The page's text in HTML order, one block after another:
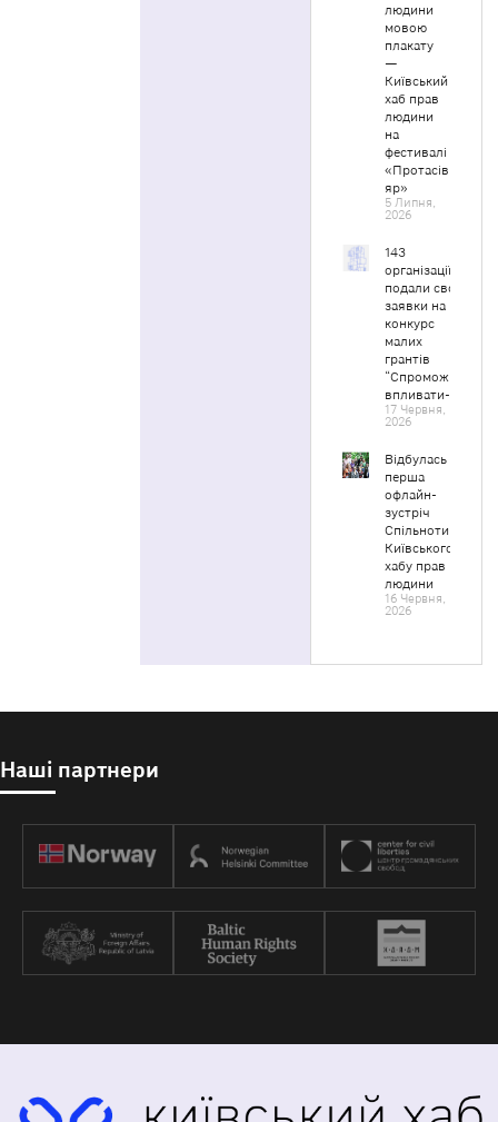
людини
мовою
плакату
—
Київський
хаб прав
людини
на
фестивалі
«Протасів
яр»
5 Липня,
2026
143
організації
подали свої
заявки на
конкурс
малих
грантів
“Спроможні
впливати-2”
17 Червня,
2026
Відбулась
перша
офлайн-
зустріч
Спільноти
Київського
хабу прав
людини
16 Червня,
2026
Наші партнери